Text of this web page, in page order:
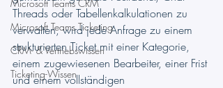
Microsoft Teams CRM
Microsoft Teams Ticketing
CRM- & Vertriebswissen
Ticketing-Wissen
Threads oder Tabellenkalkulationen zu
verwalten, wird jede Anfrage zu einem
strukturierten Ticket mit einer Kategorie,
einem zugewiesenen Bearbeiter, einer Frist
und einem vollständigen